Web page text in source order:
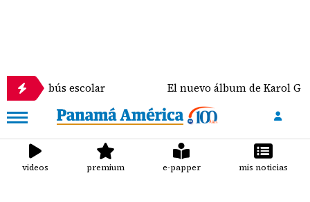
escolar El nuevo álbum de Karol G
videos premium e-papper mis noticias